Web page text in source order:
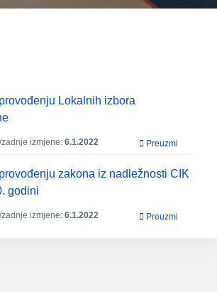
Lokalnih izbora
izmjene: 6.1.2022 Preuzmi
zakona iz nadležnosti CIK
godini
izmjene: 6.1.2022 Preuzmi